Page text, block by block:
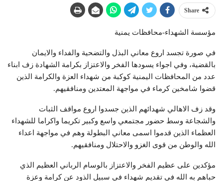
Share
مؤسسة الشهداء-محافظات يمنية
في صورة تجسد اروع معاني البذل والتضحية والفداء والايمان
بالقضية، وفي اجواء يسودها الفخر والاعتزاز بكرامة الشهادة زف ابناء
عدد من المحافظات اليمنية كوكبة من شهداء العزة والكرامة الذين
قضوا شامخين كرماء في مواجهة المعتدين ومنافقيهم.
وقد زف الاهالي شهدائهم الذين جسدوا اروع مواقف الثبات
والشجاعة وسط حضور مجتمعي واسع وكبير تكريما واكراما للشهداء
العظماء الذين قدموا اسمی معاني البطولة وهم في مواجهة اعداء
الله والوطن من قوى الغزو والاحتلال ومنافقيهم.
مؤكدين على عظيم الفخر والاعتزاز بالوسام الرباني العظيم الذي
حباهم به الله في تقديم شهداء في سبيل الذود عن كرامة وعزة